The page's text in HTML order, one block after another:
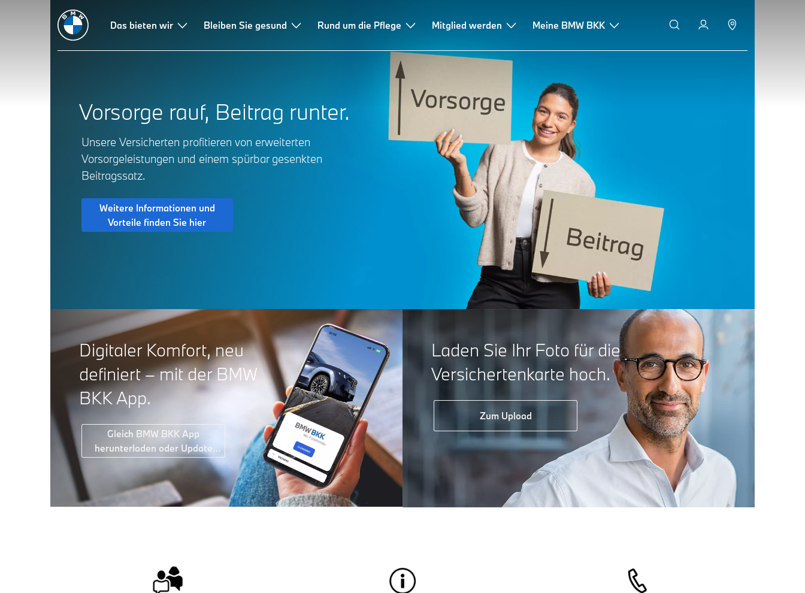
Das bieten wir Bleiben Sie gesund Rund um die Pflege Mitglied werden Meine BMW BKK
Vorsorge rauf, Beitrag runter.
Unsere Versicherten profitieren von erweiterten
Vorsorgeleistungen und einem spürbar gesenkten
Beitragssatz.
Weitere Informationen und
Vorteile finden Sie hier
Digitaler Komfort, neu
definiert – mit der BMW
BKK App.
Gleich BMW BKK App
herunterladen oder Update
starten
Laden Sie Ihr Foto für die
Versichertenkarte hoch.
Zum Upload